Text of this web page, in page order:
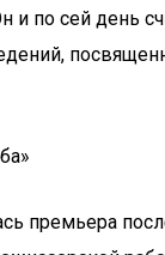
и по сей день
премьера